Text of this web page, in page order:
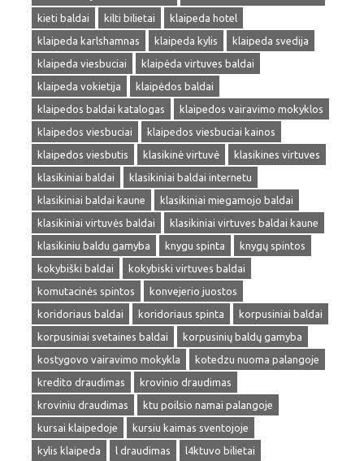
kieti baldai
kilti bilietai
klaipeda hotel
klaipeda karlshamnas
klaipeda kylis
klaipeda svedija
klaipeda viesbuciai
klaipėda virtuves baldai
klaipeda vokietija
klaipėdos baldai
klaipedos baldai katalogas
klaipedos vairavimo mokyklos
klaipedos viesbuciai
klaipedos viesbuciai kainos
klaipedos viesbutis
klasikinė virtuvė
klasikines virtuves
klasikiniai baldai
klasikiniai baldai internetu
klasikiniai baldai kaune
klasikiniai miegamojo baldai
klasikiniai virtuvės baldai
klasikiniai virtuves baldai kaune
klasikiniu baldu gamyba
knygu spinta
knygų spintos
kokybiški baldai
kokybiski virtuves baldai
komutacinės spintos
konvejerio juostos
koridoriaus baldai
koridoriaus spinta
korpusiniai baldai
korpusiniai svetaines baldai
korpusinių baldų gamyba
kostygovo vairavimo mokykla
kotedzu nuoma palangoje
kredito draudimas
krovinio draudimas
kroviniu draudimas
ktu poilsio namai palangoje
kursai klaipedoje
kursiu kaimas sventojoje
kylis klaipeda
l draudimas
l4ktuvo bilietai